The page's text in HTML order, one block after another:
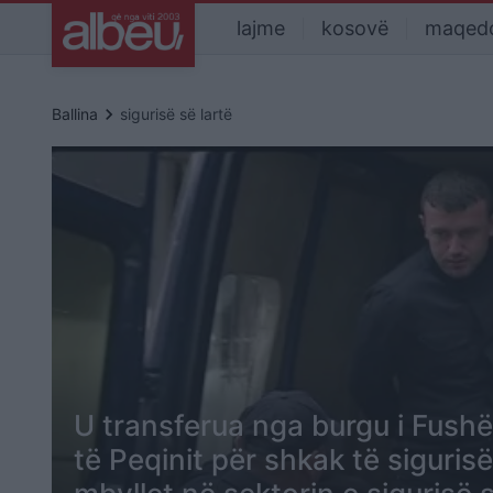
lajme kosovë
Ballina keyboard_arrow_right sigurisë së lartë
U transferua nga burgu i
të Peqinit për shkak të